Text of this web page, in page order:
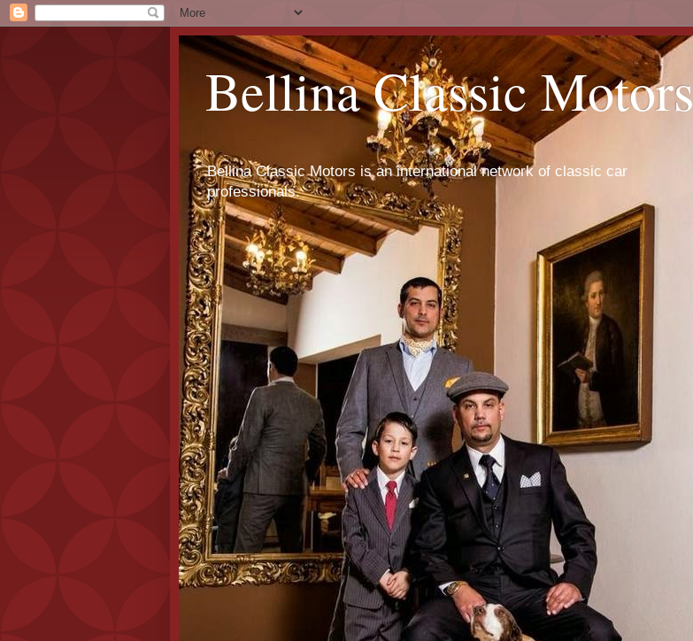
Bellina Classic Motors
Bellina Classic Motors is an international network of classic car
professionals.